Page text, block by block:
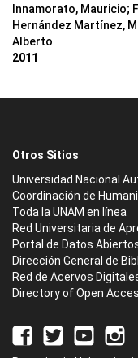
Innamorato, Mauricio;
Hernández Martínez,
Alberto
2011
Otros Sitios
Universidad Nacional
Coordinación de
Toda la UNAM en línea
Red Universitaria de
Portal de Datos
Dirección General de
Red de Acervos
Directory of Open